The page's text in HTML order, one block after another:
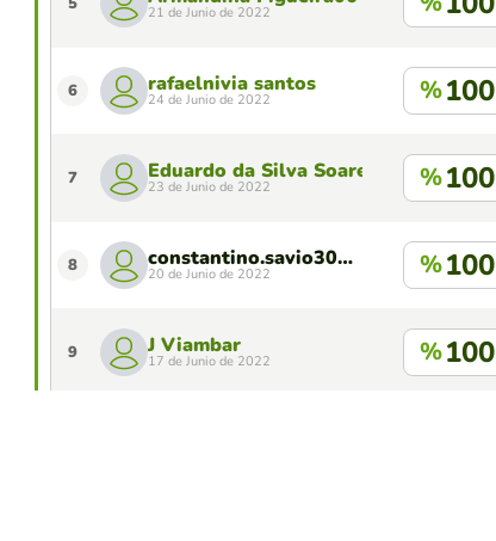
21 de Junio de 2022
6 rafaelnivia santos
24 de Junio de 2022 %100
7 Eduardo da Silva Soares
23 de Junio de 2022 %100
8 constantino.savio30@gmail.com
20 de Junio de 2022 %100
9 J Viambar
17 de Junio de 2022 %100